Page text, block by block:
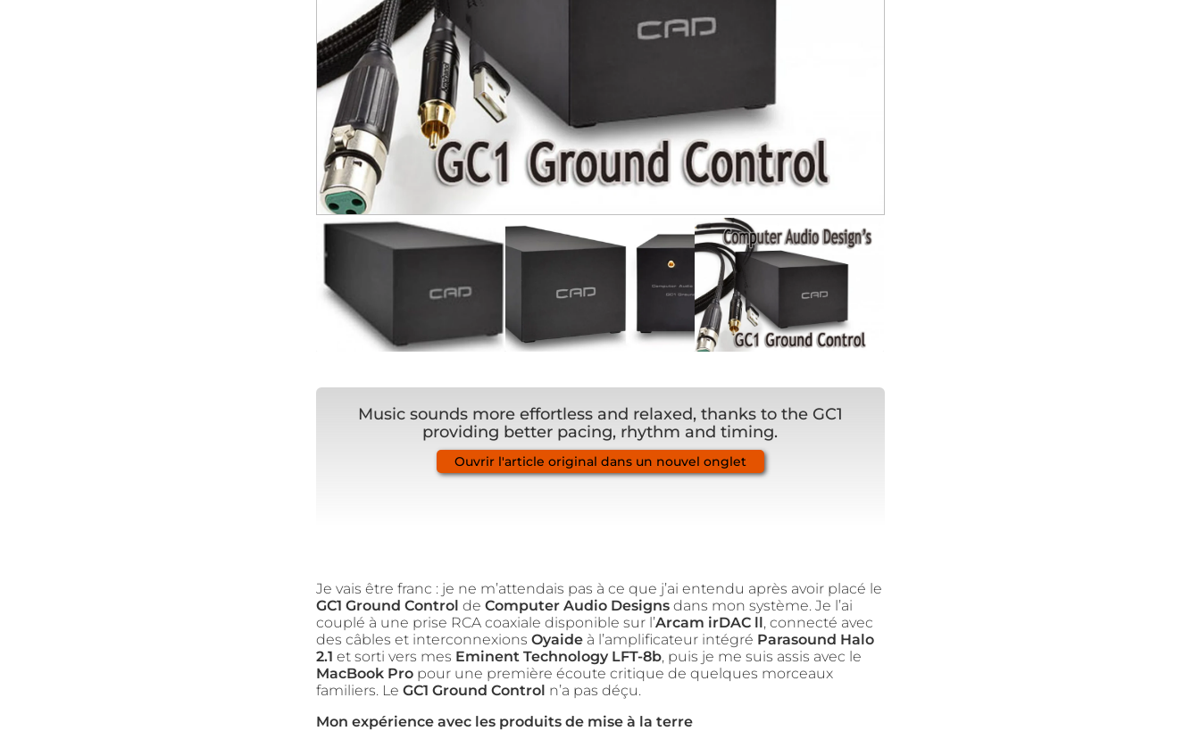
Music sounds more effortless and relaxed, thanks to the GC1
providing better pacing, rhythm and timing.
Ouvrir l'article original dans un nouvel onglet
Je vais être franc : je ne m’attendais pas à ce que j’ai entendu après avoir placé le
GC1 Ground Control de Computer Audio Designsdans mon système. Je l’ai
couplé à une prise RCA coaxiale disponible sur l’Arcam irDAC ll, connecté avec
des câbles et interconnexions Oyaideà l’amplificateur intégré Parasound Halo
2.1 et sorti vers mes Eminent Technology LFT-8b, puis je me suis assis avec le
MacBook Propour une première écoute critique de quelques morceaux
familiers. Le GC1 Ground Control n’a pas déçu.
Mon expérience avec les produits de mise à la terre